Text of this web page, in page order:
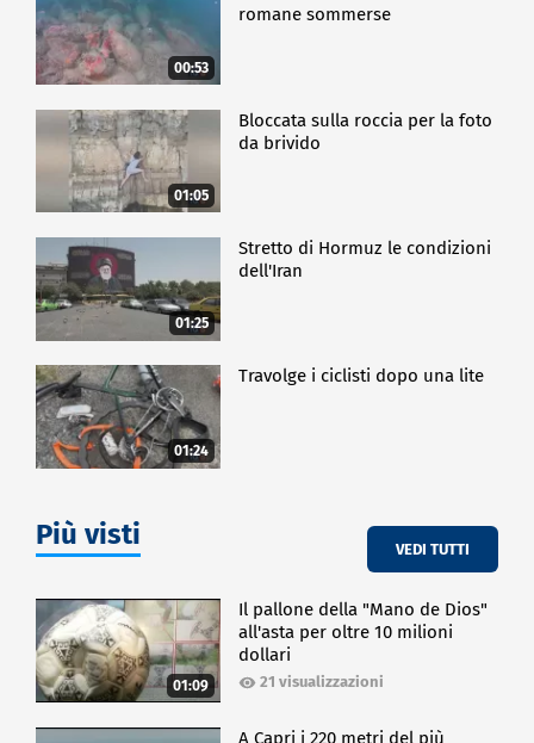
00:53
romane sommerse
01:05
Bloccata sulla roccia per la foto
da brivido
01:25
Stretto di Hormuz le condizioni
dell'Iran
01:24
Travolge i ciclisti dopo una lite
Più visti VEDI TUTTI
01:09
Il pallone della "Mano de Dios"
all'asta per oltre 10 milioni
dollari
21 visualizzazioni
A Capri i 220 metri del più